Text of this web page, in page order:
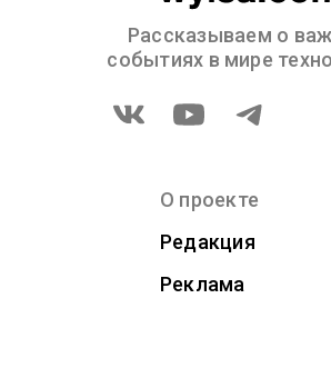
Рассказываем о
событиях в мире
О проекте
Редакция
Реклама